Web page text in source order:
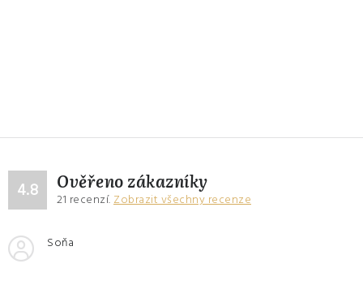
4.8 Ověřeno zákazníky
21 recenzí. Zobrazit všechny recenze
Soňa